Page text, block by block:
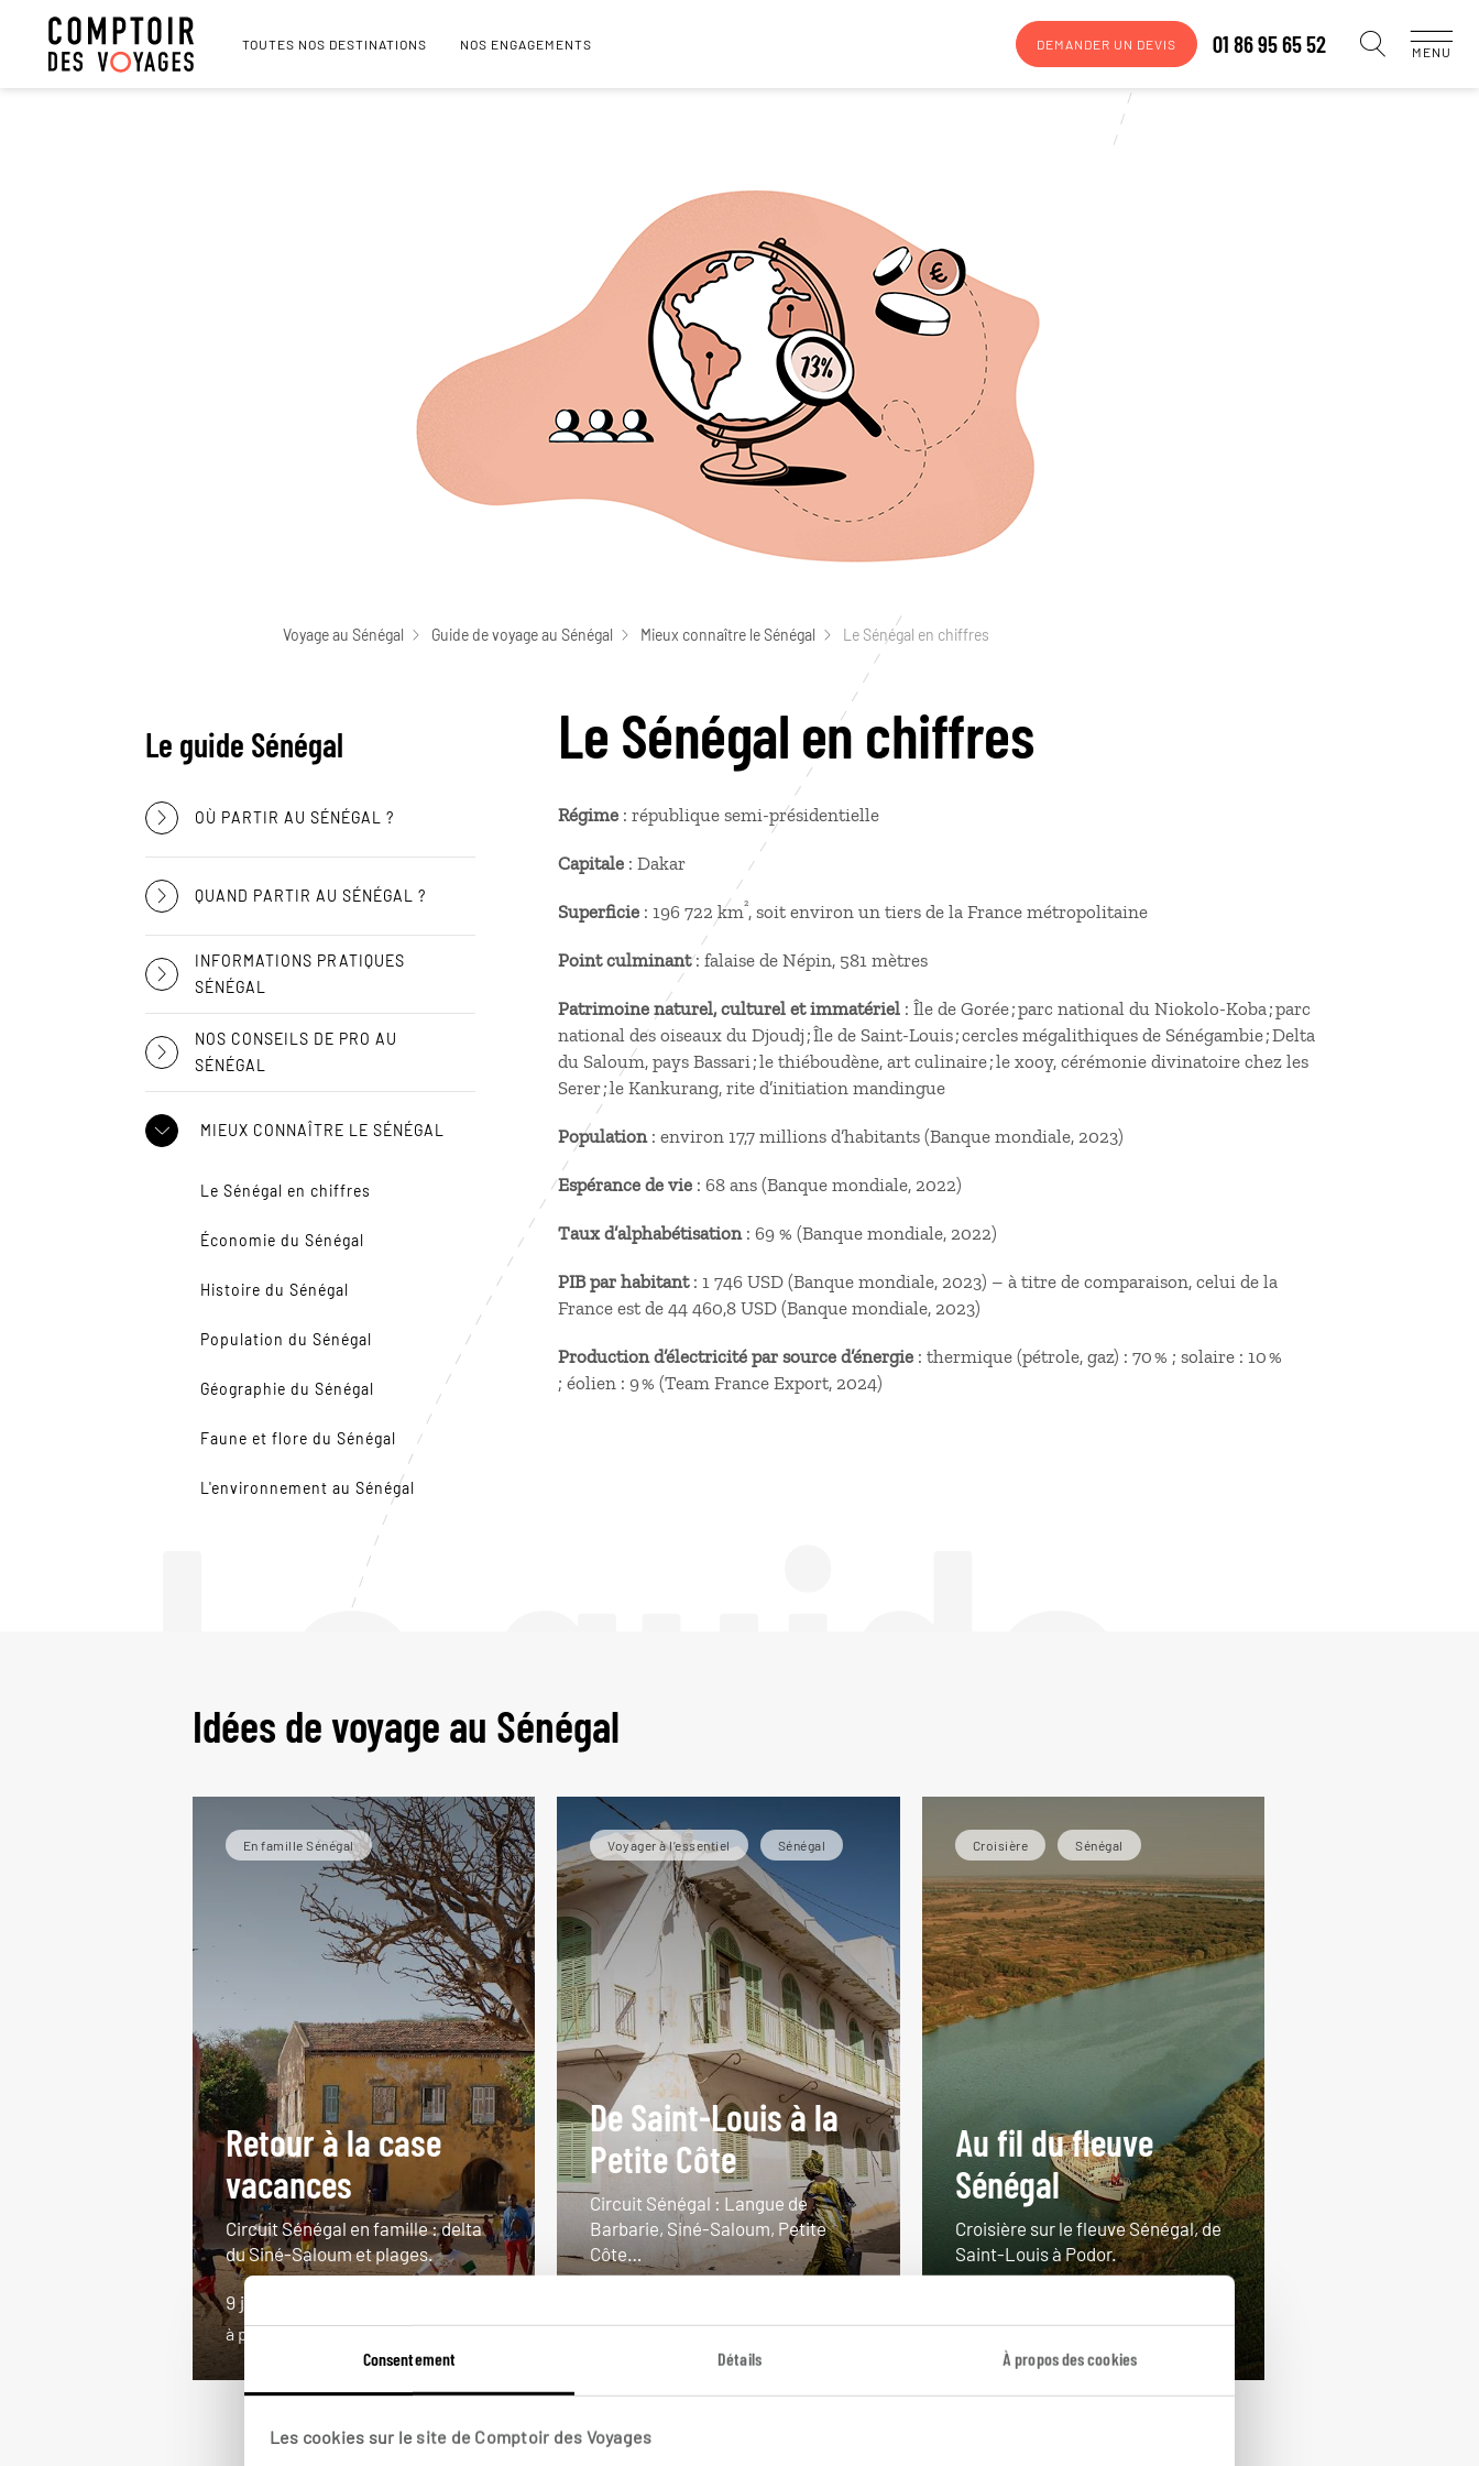
Consentement Détails À propos des cookies
Les cookies sur le site de Comptoir des Voyages
TOUTES NOS DESTINATIONS NOS ENGAGEMENTS DEMANDER UN DEVIS 01 86 95 65 52 MENU
Voyage au Sénégal Guide de voyage au Sénégal Mieux connaître le Sénégal Le Sénégal en chiffres
Le guide
Le guide Sénégal
OÙ PARTIR AU SÉNÉGAL ?
QUAND PARTIR AU SÉNÉGAL ?
INFORMATIONS PRATIQUES
SÉNÉGAL
NOS CONSEILS DE PRO AU
SÉNÉGAL
MIEUX CONNAÎTRE LE SÉNÉGAL
Le Sénégal en chiffres
Économie du Sénégal
Histoire du Sénégal
Population du Sénégal
Géographie du Sénégal
Faune et flore du Sénégal
L'environnement au Sénégal
Le Sénégal en chiffres
Régime : république semi-présidentielle
Capitale : Dakar
Superficie : 196 722 km², soit environ un tiers de la France métropolitaine
Point culminant: falaise de Népin, 581 mètres
Patrimoine naturel, culturel et immatériel : Île de Gorée ; parc national du Niokolo-Koba ; parc
national des oiseaux du Djoudj ; Île de Saint-Louis ; cercles mégalithiques de Sénégambie ; Delta
du Saloum, pays Bassari ; le thiéboudène, art culinaire ; le xooy, cérémonie divinatoire chez les
Serer ; le Kankurang, rite d’initiation mandingue
Population: environ 17,7 millions d’habitants (Banque mondiale, 2023)
Espérance de vie : 68 ans (Banque mondiale, 2022)
Taux d’alphabétisation: 69 % (Banque mondiale, 2022)
PIB par habitant: 1 746 USD (Banque mondiale, 2023) – à titre de comparaison, celui de la
France est de 44 460,8 USD (Banque mondiale, 2023)
Production d’électricité par source d’énergie : thermique (pétrole, gaz) : 70 % ; solaire : 10 %
; éolien : 9 % (Team France Export, 2024)
Idées de voyage au Sénégal
En famille Sénégal
Retour à la case
vacances
Circuit Sénégal en famille : delta
du Siné-Saloum et plages.
9 jours / 7 nuits
à partir de 1600€
Voyager à l’essentiel Sénégal
De Saint-Louis à la
Petite Côte
Circuit Sénégal : Langue de
Barbarie, Siné-Saloum, Petite
Côte…
à partir de 2500€
Croisière Sénégal
Au fil du fleuve
Sénégal
Croisière sur le fleuve Sénégal, de
Saint-Louis à Podor.
à partir de 2650€